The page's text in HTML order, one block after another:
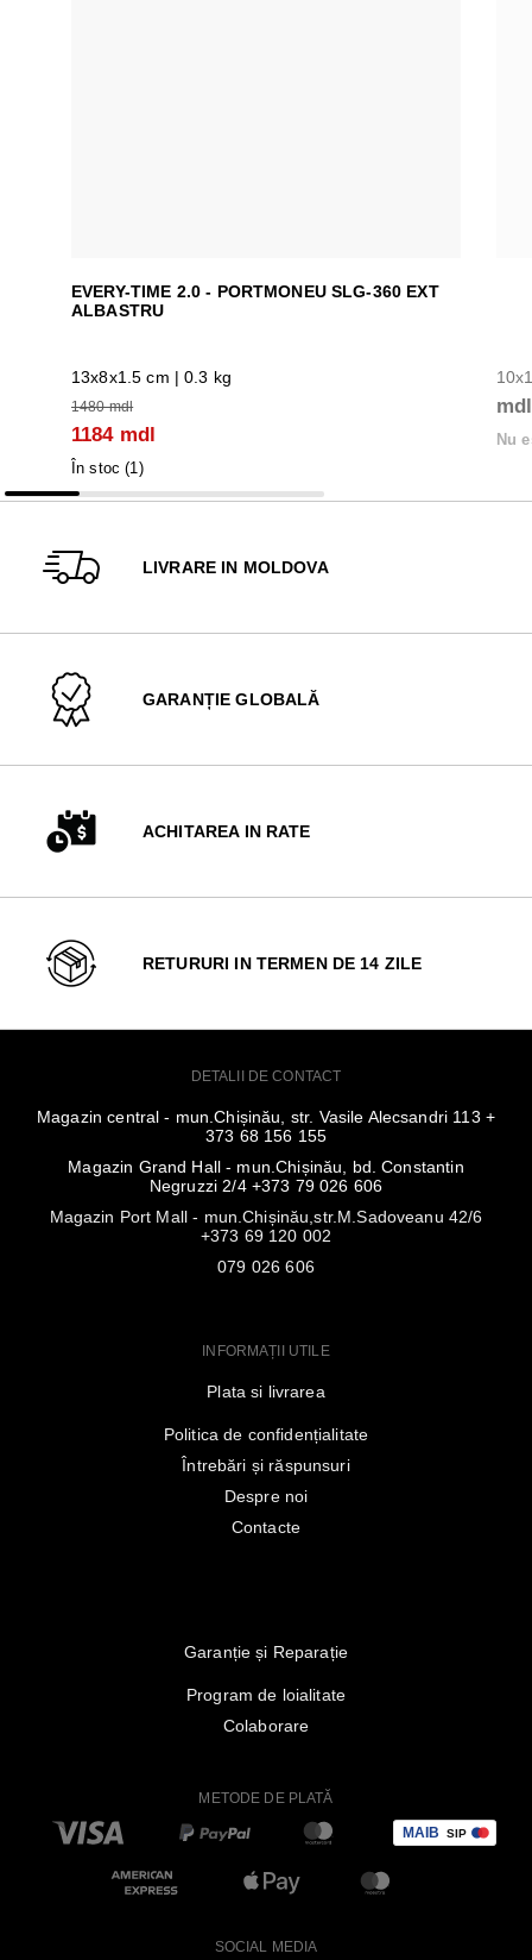
EVERY-TIME 2.0 - PORTMONEU SLG-360 EXT
ALBASTRU
13x8x1.5 cm | 0.3 kg
1480 mdl
1184 mdl
În stoc (1)
mdl
Nu
LIVRARE IN MOLDOVA
GARANȚIE GLOBALĂ
ACHITAREA IN RATE
RETURURI IN TERMEN DE 14 ZILE
DETALII DE CONTACT
Magazin central - mun.Chișinău, str. Vasile Alecsandri 113 +
373 68 156 155
Magazin Grand Hall - mun.Chișinău, bd. Constantin
Negruzzi 2/4 +373 79 026 606
Magazin Port Mall - mun.Chișinău,str.M.Sadoveanu 42/6
+373 69 120 002
079 026 606
INFORMAȚII UTILE
Plata si livrarea
Politica de confidențialitate
Întrebări și răspunsuri
Despre noi
Contacte
Garanție și Reparație
Program de loialitate
Colaborare
METODE DE PLATĂ
SOCIAL MEDIA